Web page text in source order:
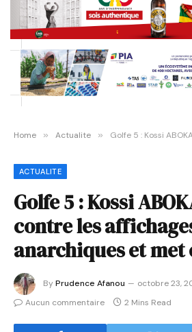
Home » Actualite » Golfe 5 : Kossi ABOKA s’insurge
ACTUALITE
Golfe 5 : Kossi
contre les
anarchiques et met
ByPrudence Afanou
octobre 23,
Aucun commentaire
2 Mins Read